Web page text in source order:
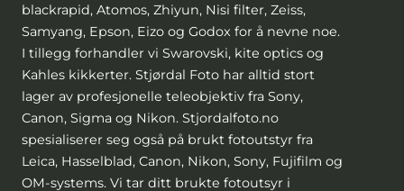
blackrapid, Atomos, Zhiyun, Nisi filter, Zeiss,
Samyang, Epson, Eizo og Godox for å nevne noe.
I tillegg forhandler vi Swarovski, kite optics og
Kahles kikkerter. Stjørdal Foto har alltid stort
lager av profesjonelle teleobjektiv fra Sony,
Canon, Sigma og Nikon. Stjordalfoto.no
spesialiserer seg også på brukt fotoutstyr fra
Leica, Hasselblad, Canon, Nikon, Sony, Fujifilm og
OM-systems. Vi tar ditt brukte fotoutsyr i